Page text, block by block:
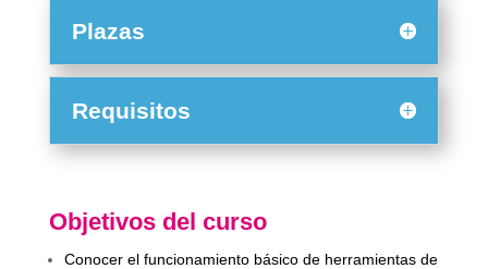
Plazas
Requisitos
Objetivos del curso
Conocer el funcionamiento básico de herramientas de